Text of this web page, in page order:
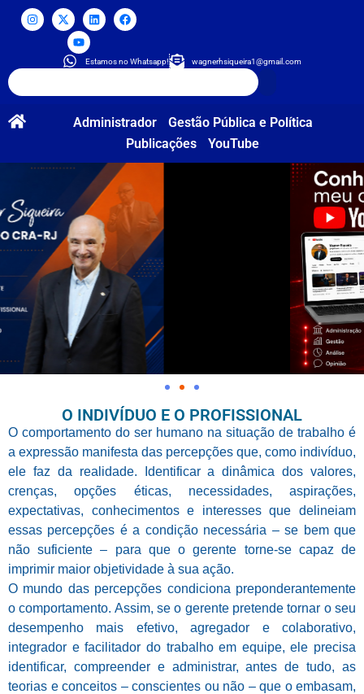
Estamos no Whatsapp! wagnerhsiqueira1@gmail.com
Administrador
Gestão Pública e Política
Publicações
YouTube
O INDIVÍDUO E O PROFISSIONAL
O comportamento do ser humano na situação de trabalho é
a expressão manifesta das percepções que, como indivíduo,
ele faz da realidade. Identificar a dinâmica dos valores,
crenças, opções éticas, necessidades, aspirações,
expectativas, conhecimentos e interesses que delineiam
essas percepções é a condição necessária – se bem que
não suficiente – para que o gerente torne-se capaz de
imprimir maior objetividade à sua ação.
O mundo das percepções condiciona preponderantemente
o comportamento. Assim, se o gerente pretende tornar o seu
desempenho mais efetivo, agregador e colaborativo,
integrador e facilitador do trabalho em equipe, ele precisa
identificar, compreender e administrar, antes de tudo, as
teorias e conceitos – conscientes ou não – que o embasam,